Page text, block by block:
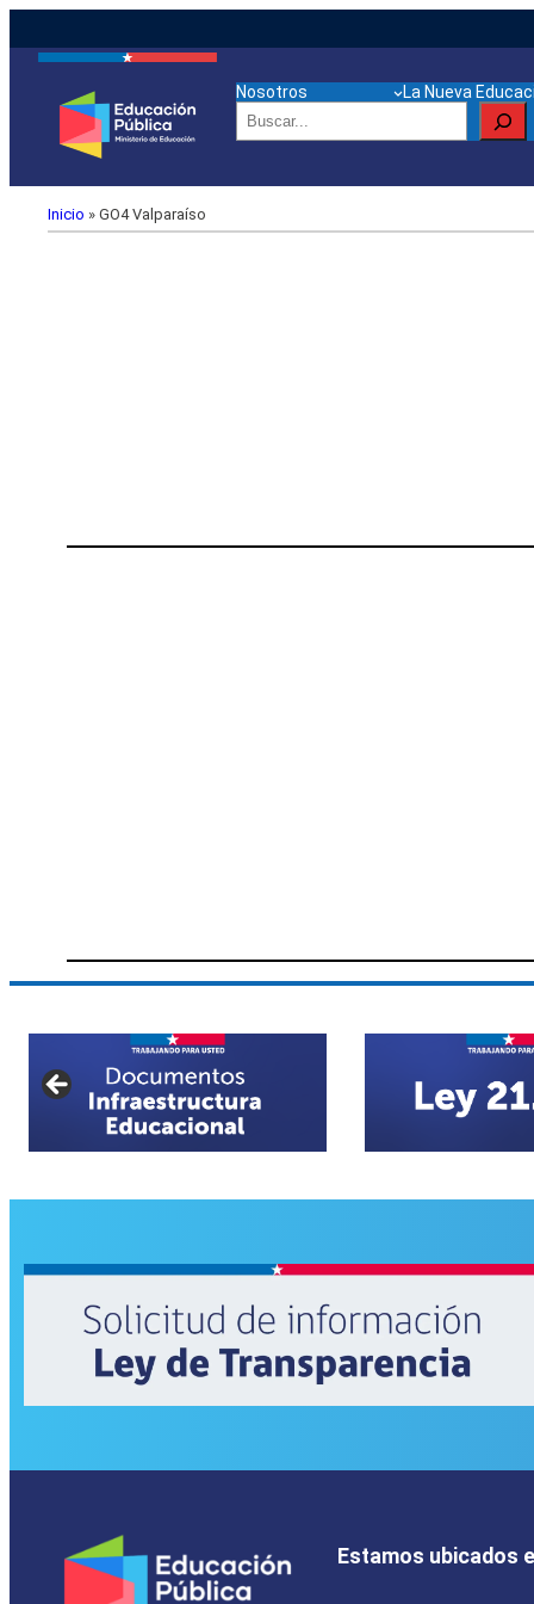
Nosotros
La Nueva
Buscar
Inicio » GO4 Valparaíso
Estamos ubicados